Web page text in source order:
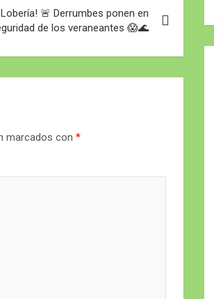
🚨 Derrumbes ponen en
de los veraneantes 😱🌊
marcados con *